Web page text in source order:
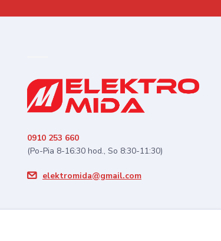
0910 253 660
(Po-Pia 8-16:30 hod., So 8:30-11:30)
elektromida@gmail.com